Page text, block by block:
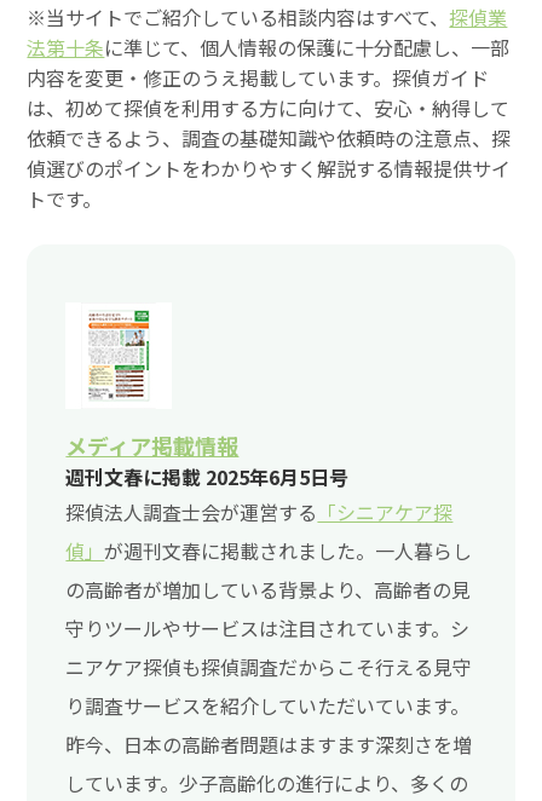
※当サイトでご紹介している相談内容はすべて、探偵業
法第十条に準じて、個人情報の保護に十分配慮し、一部
内容を変更・修正のうえ掲載しています。探偵ガイド
は、初めて探偵を利用する方に向けて、安心・納得して
依頼できるよう、調査の基礎知識や依頼時の注意点、探
偵選びのポイントをわかりやすく解説する情報提供サイ
トです。
メディア掲載情報
週刊文春に掲載 2025年6月5日号
探偵法人調査士会が運営する 「シニアケア探
偵」が週刊文春に掲載されました。一人暮らし
の高齢者が増加している背景より、高齢者の見
守りツールやサービスは注目されています。シ
ニアケア探偵も探偵調査だからこそ行える見守
り調査サービスを紹介していただいています。
昨今、日本の高齢者問題はますます深刻さを増
しています。少子高齢化の進行により、多くの